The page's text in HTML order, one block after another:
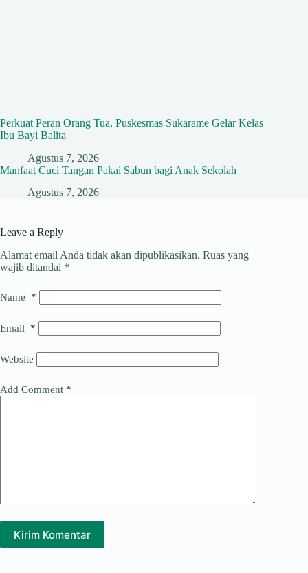
Perkuat Peran Orang Tua, Puskesmas Sukarame Gelar Kelas
Ibu Bayi Balita
Agustus 7, 2026
Manfaat Cuci Tangan Pakai Sabun bagi Anak Sekolah
Agustus 7, 2026
Leave a Reply
Alamat email Anda tidak akan dipublikasikan. Ruas yang
wajib ditandai *
Name *
Email *
Website
Add Comment *
Kirim Komentar